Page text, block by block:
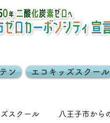
ン エコキッズスクール
スクール 八王子市から